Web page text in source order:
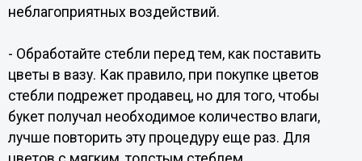
неблагоприятных воздействий.
- Обработайте стебли перед тем, как поставить
цветы в вазу. Как правило, при покупке цветов
стебли подрежет продавец, но для того, чтобы
букет получал необходимое количество влаги,
лучше повторить эту процедуру еще раз. Для